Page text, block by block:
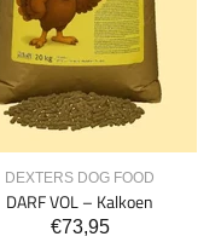
DEXTERS DOG FOOD
DARF VOL – Kalkoen
€73,95